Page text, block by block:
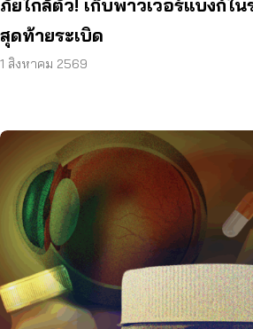
ภัยใกล้ตัว! เก็บพาวเวอร์แบงก์ใ
สุดท้ายระเบิด
1 สิงหาคม 2569